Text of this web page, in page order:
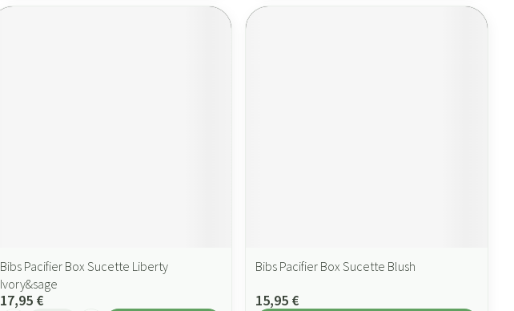
Bibs Pacifier Box Sucette Liberty
Ivory&sage
17,95 €
Bibs Pacifier Box Sucette Blush
15,95 €